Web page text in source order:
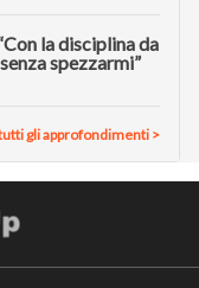
la disciplina da
spezzarmi”
gli approfondimenti >